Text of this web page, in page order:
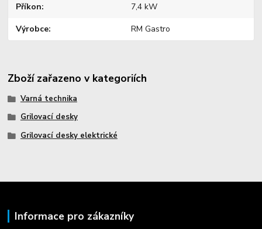
Příkon 7,4 kW
Výrobce RM Gastro
Zboží zařazeno v kategoriích
Varná technika
Grilovací desky
Grilovací desky elektrické
Informace pro zákazníky